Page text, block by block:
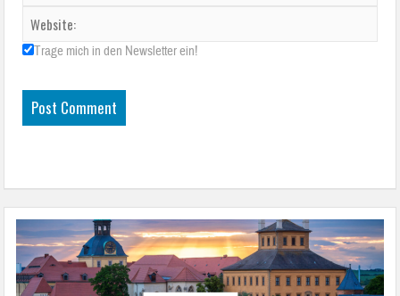
Trage mich in den Newsletter ein!